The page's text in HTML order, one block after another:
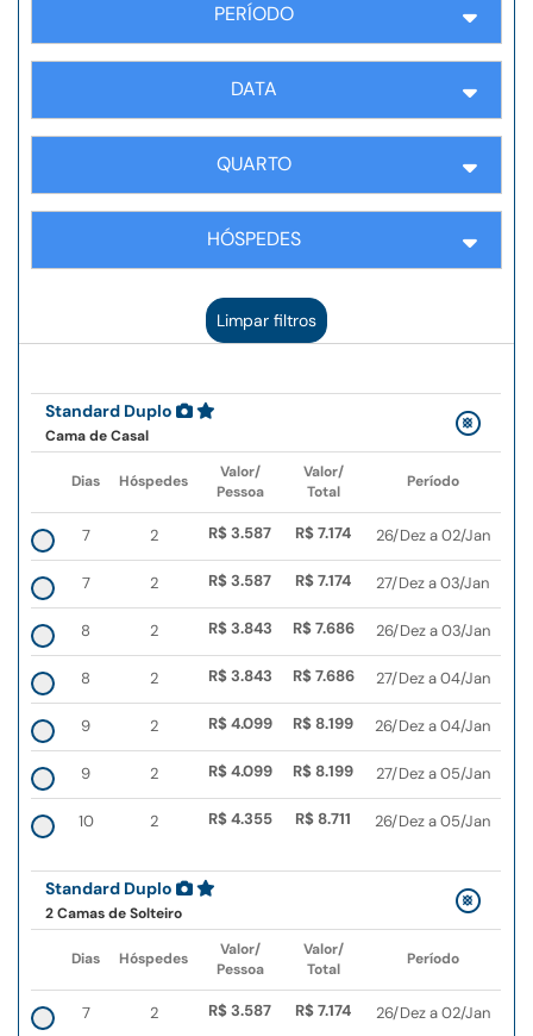
PERÍODO
DATA
QUARTO
HÓSPEDES
Limpar filtros
Standard Duplo
Cama de Casal
Dias Hóspedes
Valor/
Pessoa
Valor/
Total
Período
7 2 R$ 3.587 R$ 7.174 26/Dez a 02/Jan
7 2 R$ 3.587 R$ 7.174 27/Dez a 03/Jan
8 2 R$ 3.843 R$ 7.686 26/Dez a 03/Jan
8 2 R$ 3.843 R$ 7.686 27/Dez a 04/Jan
9 2 R$ 4.099 R$ 8.199 26/Dez a 04/Jan
9 2 R$ 4.099 R$ 8.199 27/Dez a 05/Jan
10 2 R$ 4.355 R$ 8.711 26/Dez a 05/Jan
Standard Duplo
2 Camas de Solteiro
Dias Hóspedes
Valor/
Pessoa
Valor/
Total
Período
7 2 R$ 3.587 R$ 7.174 26/Dez a 02/Jan